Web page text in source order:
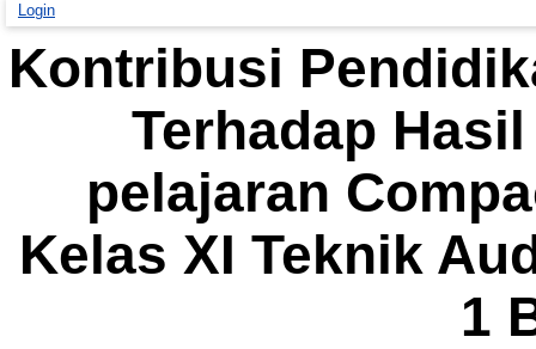
Login
Kontribusi
Terhadap
pelajaran
Kelas XI Teknik
1